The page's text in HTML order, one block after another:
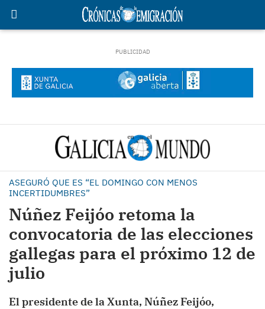
ASEGURÓ QUE ES “EL DOMINGO CON MENOS
INCERTIDUMBRES”
Núñez Feijóo retoma la
convocatoria de las elecciones
gallegas para el próximo 12 de
julio
El presidente de la Xunta, Núñez Feijóo,